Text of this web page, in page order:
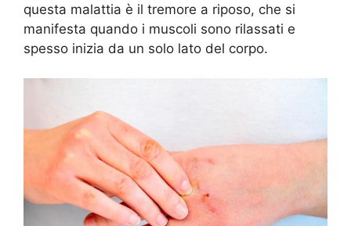
questa malattia è il tremore a riposo, che si
manifesta quando i muscoli sono rilassati e
spesso inizia da un solo lato del corpo.